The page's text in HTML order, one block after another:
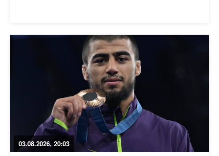
03.08.2026, 20:03